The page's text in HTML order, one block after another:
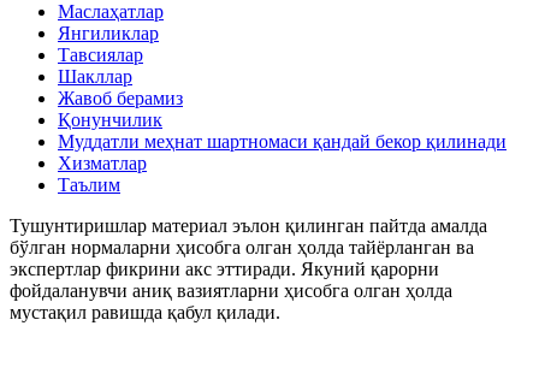
Маслаҳатлар
Янгиликлар
Тавсиялар
Шакллар
Жавоб берамиз
Қонунчилик
Муддатли меҳнат шартномаси қандай бекор қилинади
Хизматлар
Таълим
Тушунтиришлар материал эълон қилинган пайтда амалда
бўлган нормаларни ҳисобга олган ҳолда тайёрланган ва
экспертлар фикрини акс эттиради. Якуний қарорни
фойдаланувчи аниқ вазиятларни ҳисобга олган ҳолда
мустақил равишда қабул қилади.